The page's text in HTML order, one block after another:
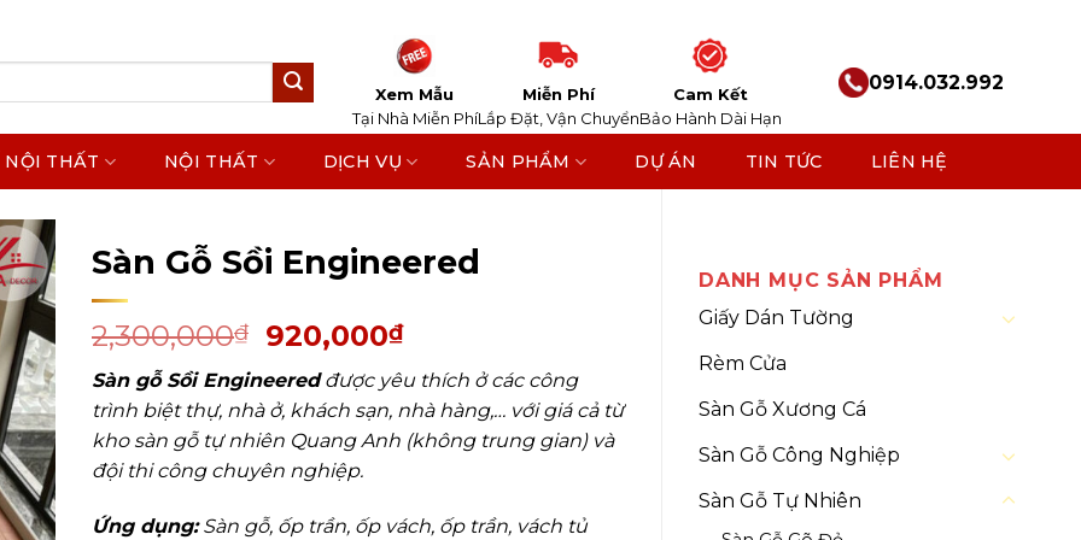
Xem Mẫu
Tại Nhà Miễn Phí
Miễn Phí
Lắp Đặt, Vận Chuyển
Cam Kết
Bảo Hành Dài Hạn
0914.032.992
NỘI THẤT NỘI THẤT DỊCH VỤ SẢN PHẨM DỰ ÁN TIN TỨC LIÊN HỆ
DANH MỤC SẢN PHẨM
Giấy Dán Tường
Rèm Cửa
Sàn Gỗ Xương Cá
Sàn Gỗ Công Nghiệp
Sàn Gỗ Tự Nhiên
Sàn Gỗ Sồi Engineered
2,300,000₫ 920,000₫
Sàn gỗ Sồi Engineeredđược yêu thích ở các công
trình biệt thự, nhà ở, khách sạn, nhà hàng,… với giá cả từ
kho sàn gỗ tự nhiên Quang Anh (không trung gian) và
đội thi công chuyên nghiệp.
Ứng dụng:Sàn gỗ, ốp trần, ốp vách, ốp trần, vách tủ